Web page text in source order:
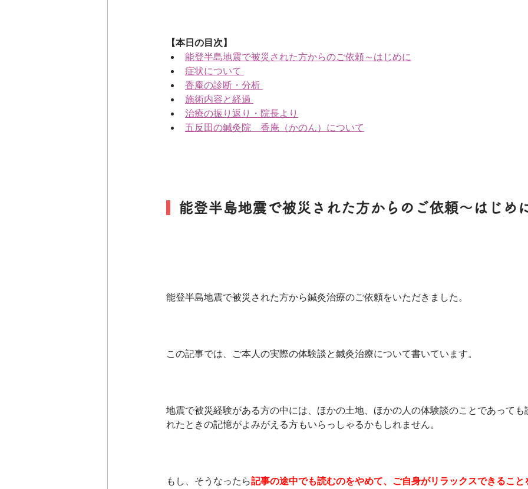
【本日の目次】
能登半島地震で被災された方からのご依頼～はじめに
症状について
香庵の診断・分析
施術内容と経過
治療の振り返り・院長より
五反田の鍼灸院　香庵（かのん）について
能登半島地震で被災された方からのご依頼～はじめ
能登半島地震で被災された方から鍼灸治療のご依頼をいただきました。
この記事では、ご本人の実際の体験談と鍼灸治療について書いています。
地震で被災経験がある方の中には、ほかの土地、ほかの人の体験談のことであっても
れたときの記憶がよみがえる方もいらっしゃるかもしれません。
もし、そうなったら記事の途中でも読むのをやめて、ご自身がリラックスできること